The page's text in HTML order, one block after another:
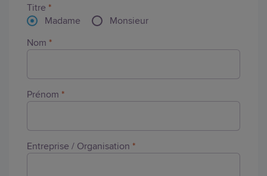
Titre *
Madame
Monsieur
Nom *
Prénom *
Entreprise / Organisation *